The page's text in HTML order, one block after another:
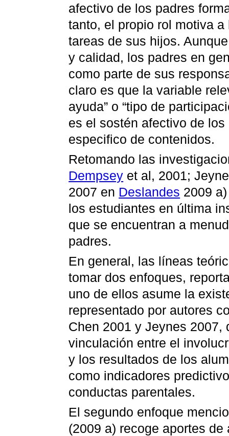
afectivo de los padres
tanto, el propio rol motiva
tareas de sus hijos.
y calidad, los padres en
como parte de sus
claro es que la variable
ayuda” o “tipo de
es el sostén afectivo de
especifico de contenidos.
Retomando las
Dempsey et al, 2001;
2007 en Deslandes 2009
los estudiantes en última
que se encuentran a
padres.
En general, las líneas
tomar dos enfoques,
uno de ellos asume la
representado por autores
Chen 2001 y Jeynes 2007,
vinculación entre el
y los resultados de los
como indicadores
conductas parentales.
El segundo enfoque
(2009 a) recoge aportes